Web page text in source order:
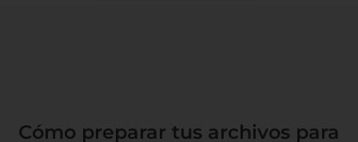
Cómo preparar tus archivos para